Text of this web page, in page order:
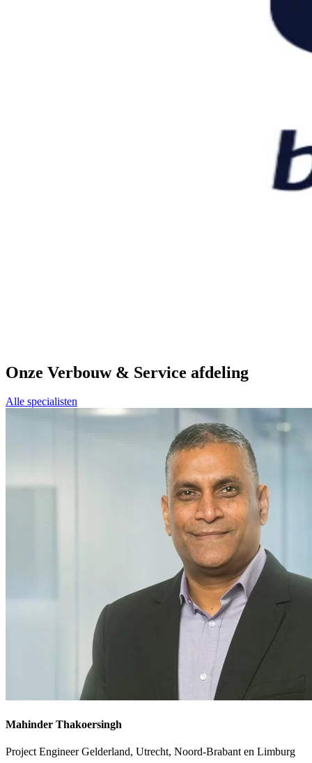
Onze Verbouw & Service afdeling
Alle specialisten
Mahinder Thakoersingh
Project Engineer Gelderland, Utrecht, Noord-Brabant en Limburg